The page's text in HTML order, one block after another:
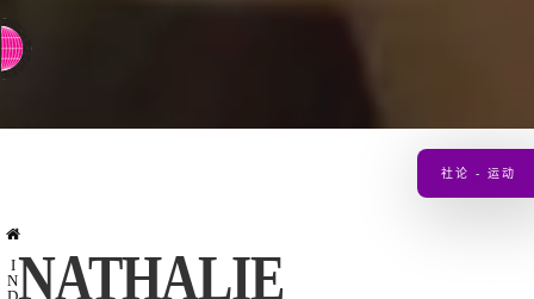
社论 - 运动
I
N
DNATHALIE